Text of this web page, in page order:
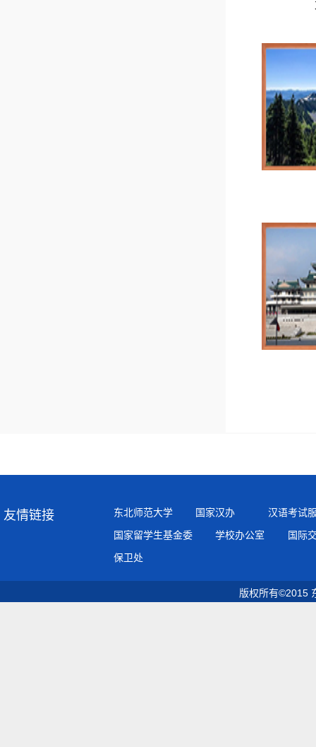
友情链接 东北师范大学 国家汉办
汉语考试
国家留学生基金委
学校办公室
国际
保卫处
版权所有©2015